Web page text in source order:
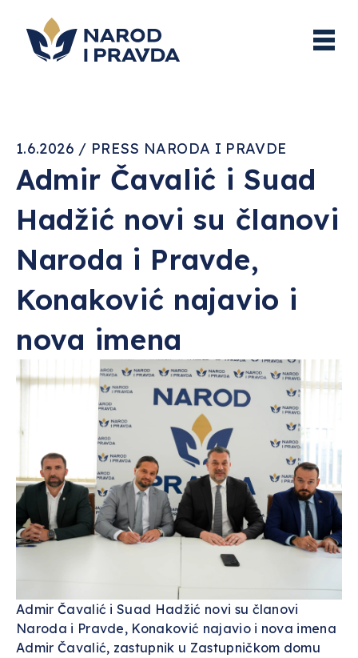
1.6.2026 / PRESS NARODA I PRAVDE
Admir Čavalić i Suad
Hadžić novi su članovi
Naroda i Pravde,
Konaković najavio i
nova imena
Admir Čavalić i Suad Hadžić novi su članovi
Naroda i Pravde, Konaković najavio i nova imena
Admir Čavalić, zastupnik u Zastupničkom domu